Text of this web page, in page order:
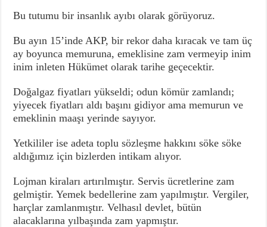
Bu tutumu bir insanlık ayıbı olarak görüyoruz.
Bu ayın 15’inde AKP, bir rekor daha kıracak ve tam üç
ay boyunca memuruna, emeklisine zam vermeyip inim
inim inleten Hükümet olarak tarihe geçecektir.
Doğalgaz fiyatları yükseldi; odun kömür zamlandı;
yiyecek fiyatları aldı başını gidiyor ama memurun ve
emeklinin maaşı yerinde sayıyor.
Yetkililer ise adeta toplu sözleşme hakkını söke söke
aldığımız için bizlerden intikam alıyor.
Lojman kiraları artırılmıştır. Servis ücretlerine zam
gelmiştir. Yemek bedellerine zam yapılmıştır. Vergiler,
harçlar zamlanmıştır. Velhasıl devlet, bütün
alacaklarına yılbaşında zam yapmıştır.